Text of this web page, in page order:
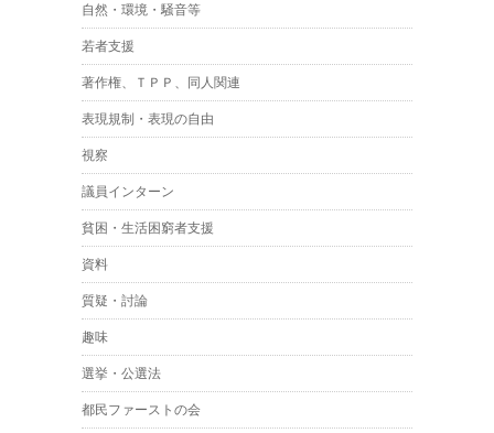
自然・環境・騒音等
若者支援
著作権、ＴＰＰ、同人関連
表現規制・表現の自由
視察
議員インターン
貧困・生活困窮者支援
資料
質疑・討論
趣味
選挙・公選法
都民ファーストの会